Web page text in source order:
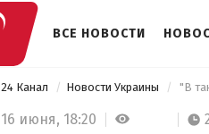
ВСЕ НОВОСТИ
24 Канал Новости Украины
16 июня, 18:20